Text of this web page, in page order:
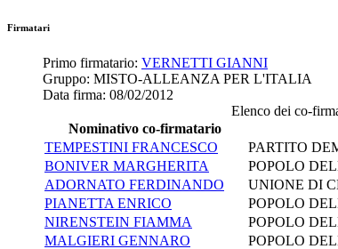
Firmatari
Primo firmatario: VERNETTI GIANNI
Gruppo: MISTO-ALLEANZA PER L'ITALIA
Data firma: 08/02/2012
Elenco dei co-
Nominativo co-firmatario
TEMPESTINI FRANCESCO
PARTITO
BONIVER MARGHERITA
POPOLO
ADORNATO FERDINANDO
UNIONE DI
PIANETTA ENRICO
POPOLO
NIRENSTEIN FIAMMA
POPOLO
MALGIERI GENNARO
POPOLO